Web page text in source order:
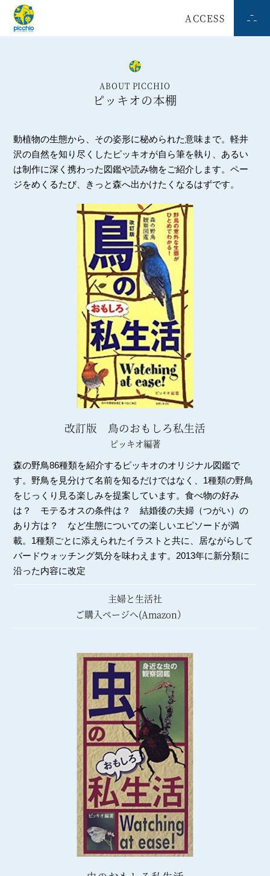
ACCESS
ABOUT PICCHIO
ピッキオの本棚
動植物の生態から、その姿形に秘められた意味まで。軽井
沢の自然を知り尽くしたピッキオが自ら筆を執り、あるい
は制作に深く携わった図鑑や読み物をご紹介します。ペー
ジをめくるたび、きっと森へ出かけたくなるはずです。
改訂版 鳥のおもしろ私生活
ピッキオ編著
森の野鳥86種類を紹介するピッキオのオリジナル図鑑で
す。野鳥を見分けて名前を知るだけではなく、1種類の野鳥
をじっくり見る楽しみを提案しています。食べ物の好み
は？ モテるオスの条件は？ 結婚後の夫婦（つがい）の
あり方は？ など生態についての楽しいエピソードが満
載。1種類ごとに添えられたイラストと共に、居ながらして
バードウォッチング気分を味わえます。2013年に新分類に
沿った内容に改定
主婦と生活社
ご購入ページへ(Amazon）